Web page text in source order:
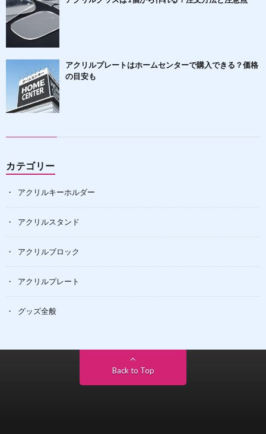
アクリルプレートはホームセンターで購入できる？価格
の目安も
カテゴリー
アクリルキーホルダー
アクリルスタンド
アクリルブロック
アクリルプレート
グッズ全般
Back to Top